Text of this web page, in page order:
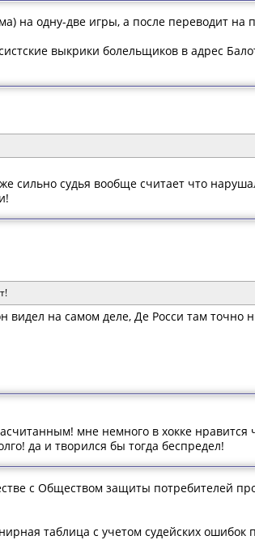
на одну-две игры, а после переводит на
выкрики болельщиков в адрес
сильно судья вообще считает что
видел на самом деле, Де Росси там точно
мне немного в хокке
да и творился бы тогда беспредел!
с Обществом защиты потребителей
таблица с учетом судейских ошибок